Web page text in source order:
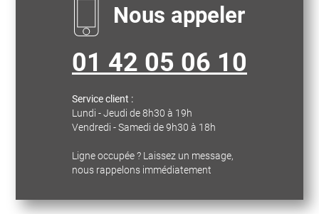
Nous appeler
01 42 05 06 10
Service client :
Lundi - Jeudi de 8h30 à 19h
Vendredi - Samedi de 9h30 à 18h
Ligne occupée ? Laissez un message,
nous rappelons immédiatement